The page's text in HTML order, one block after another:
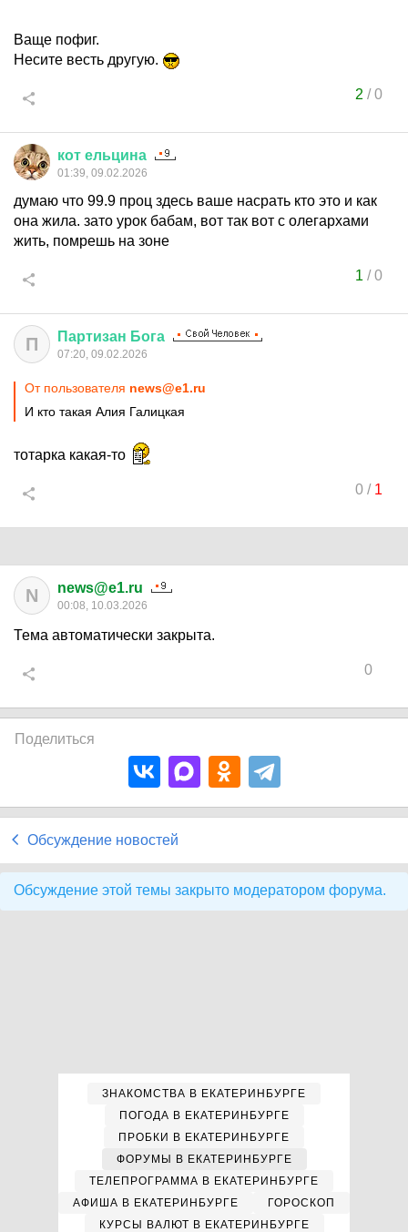
Ваще пофиг.
Несите весть другую.
2 /0
кот ельцина
01:39, 09.02.2026
думаю что 99.9 проц здесь ваше насрать кто это и как
она жила. зато урок бабам, вот так вот с олегархами
жить, помрешь на зоне
1 /0
П Партизан Бога
07:20, 09.02.2026
От пользователя news@e1.ru
И кто такая Алия Галицкая
тотарка какая-то
0/ 1
N news@e1.ru
00:08, 10.03.2026
Тема автоматически закрыта.
0
Поделиться
Обсуждение новостей
Обсуждение этой темы закрыто модератором форума.
ЗНАКОМСТВА В ЕКАТЕРИНБУРГЕ
ПОГОДА В ЕКАТЕРИНБУРГЕ
ПРОБКИ В ЕКАТЕРИНБУРГЕ
ФОРУМЫ В ЕКАТЕРИНБУРГЕ
ТЕЛЕПРОГРАММА В ЕКАТЕРИНБУРГЕ
АФИША В ЕКАТЕРИНБУРГЕ
ГОРОСКОП
КУРСЫ ВАЛЮТ В ЕКАТЕРИНБУРГЕ